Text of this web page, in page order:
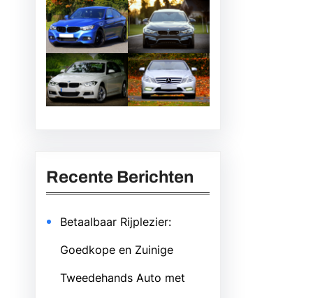
Recente Berichten
Betaalbaar Rijplezier:
Goedkope en Zuinige
Tweedehands Auto met